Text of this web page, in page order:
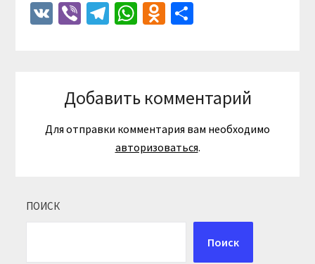
VKViberTelegram
WhatsApp
Odnoklassniki
Отправить
Добавить комментарий
Для отправки комментария вам необходимо
авторизоваться.
ПОИСК
Поиск